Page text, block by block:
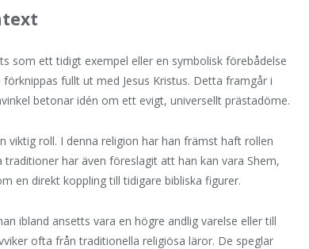
som ett tidigt exempel eller en symbolisk förebådelse
fullt ut med Jesus Kristus. Detta framgår i
betonar idén om ett evigt, universellt prästadöme.
viktig roll. I denna religion har han främst haft rollen
har även föreslagit att han kan vara Shem,
en direkt koppling till tidigare bibliska figurer.
ibland ansetts vara en högre andlig varelse eller till
ofta från traditionella religiösa läror. De speglar